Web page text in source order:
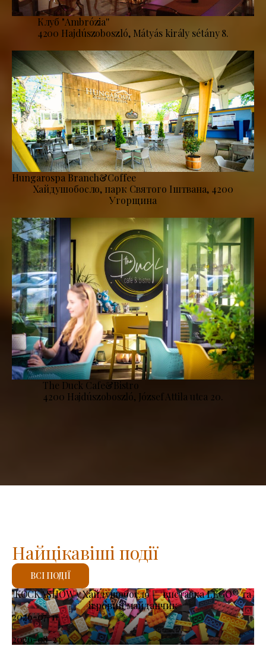
Клуб "Ambrózia''
4200 Hajdúszoboszló, Mátyás király sétány 8.
Hungarospa Branch&Coffee
Хайдушобосло, парк Святого Іштвана, 4200
Угорщина
The Duck Cafe&Bistro
4200 Hajdúszoboszló, József Attila utca 20.
KOCKASHOW у Хайдушобосло — виставка LEGO® та
ігровий майданчик
2026-07-11
-
2026-08-23
Найцікавіші події
ВСІ ПОДІЇ